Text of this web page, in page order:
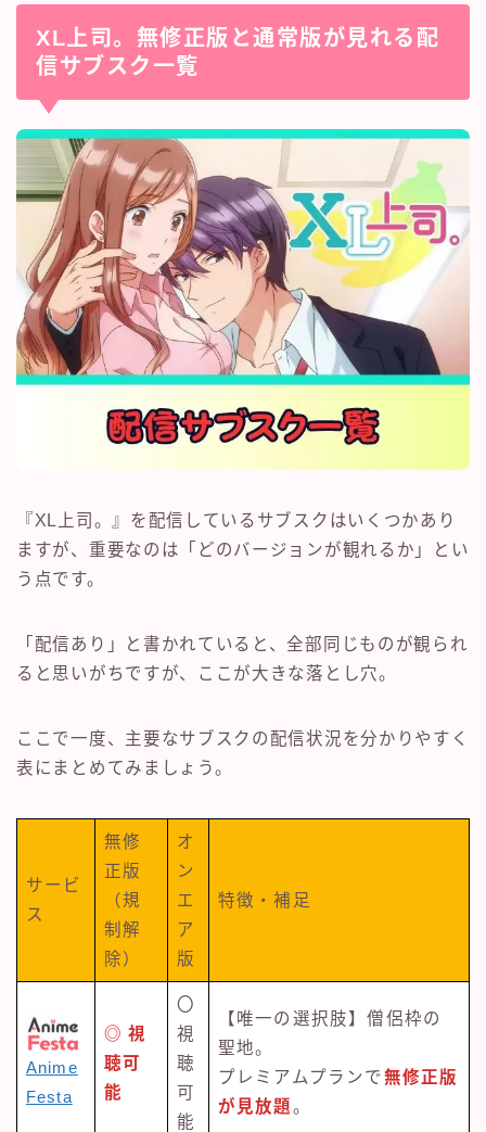
XL上司。無修正版と通常版が見れる配
信サブスク一覧
『XL上司。』を配信しているサブスクはいくつかあり
ますが、重要なのは「どのバージョンが観れるか」とい
う点です。
「配信あり」と書かれていると、全部同じものが観られ
ると思いがちですが、ここが大きな落とし穴。
ここで一度、主要なサブスクの配信状況を分かりやすく
表にまとめてみましょう。
サービ
ス
無修
正版
（規
制解
除）
オ
ン
エ
ア
版
特徴・補足
Anime
Festa
◎ 視
聴可
能
〇
視
聴
可
能
【唯一の選択肢】僧侶枠の
聖地。
プレミアムプランで 無修正版
が見放題。